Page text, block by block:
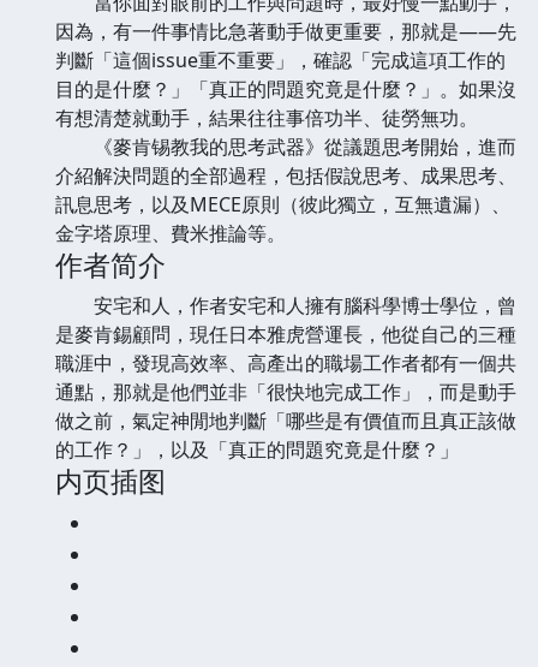
因為，有一件事情比急著動手做更重要，那就是——先
判斷「這個issue重不重要」，確認「完成這項工作的
目的是什麼？」「真正的問題究竟是什麼？」。如果沒
有想清楚就動手，結果往往事倍功半、徒勞無功。
《麥肯锡教我的思考武器》從議題思考開始，進而
介紹解決問題的全部過程，包括假說思考、成果思考、
訊息思考，以及MECE原則（彼此獨立，互無遺漏）、
金字塔原理、費米推論等。
作者简介
安宅和人，作者安宅和人擁有腦科學博士學位，曾
是麥肯錫顧問，現任日本雅虎營運長，他從自己的三種
職涯中，發現高效率、高產出的職場工作者都有一個共
通點，那就是他們並非「很快地完成工作」，而是動手
做之前，氣定神閒地判斷「哪些是有價值而且真正該做
的工作？」，以及「真正的問題究竟是什麼？」
内页插图